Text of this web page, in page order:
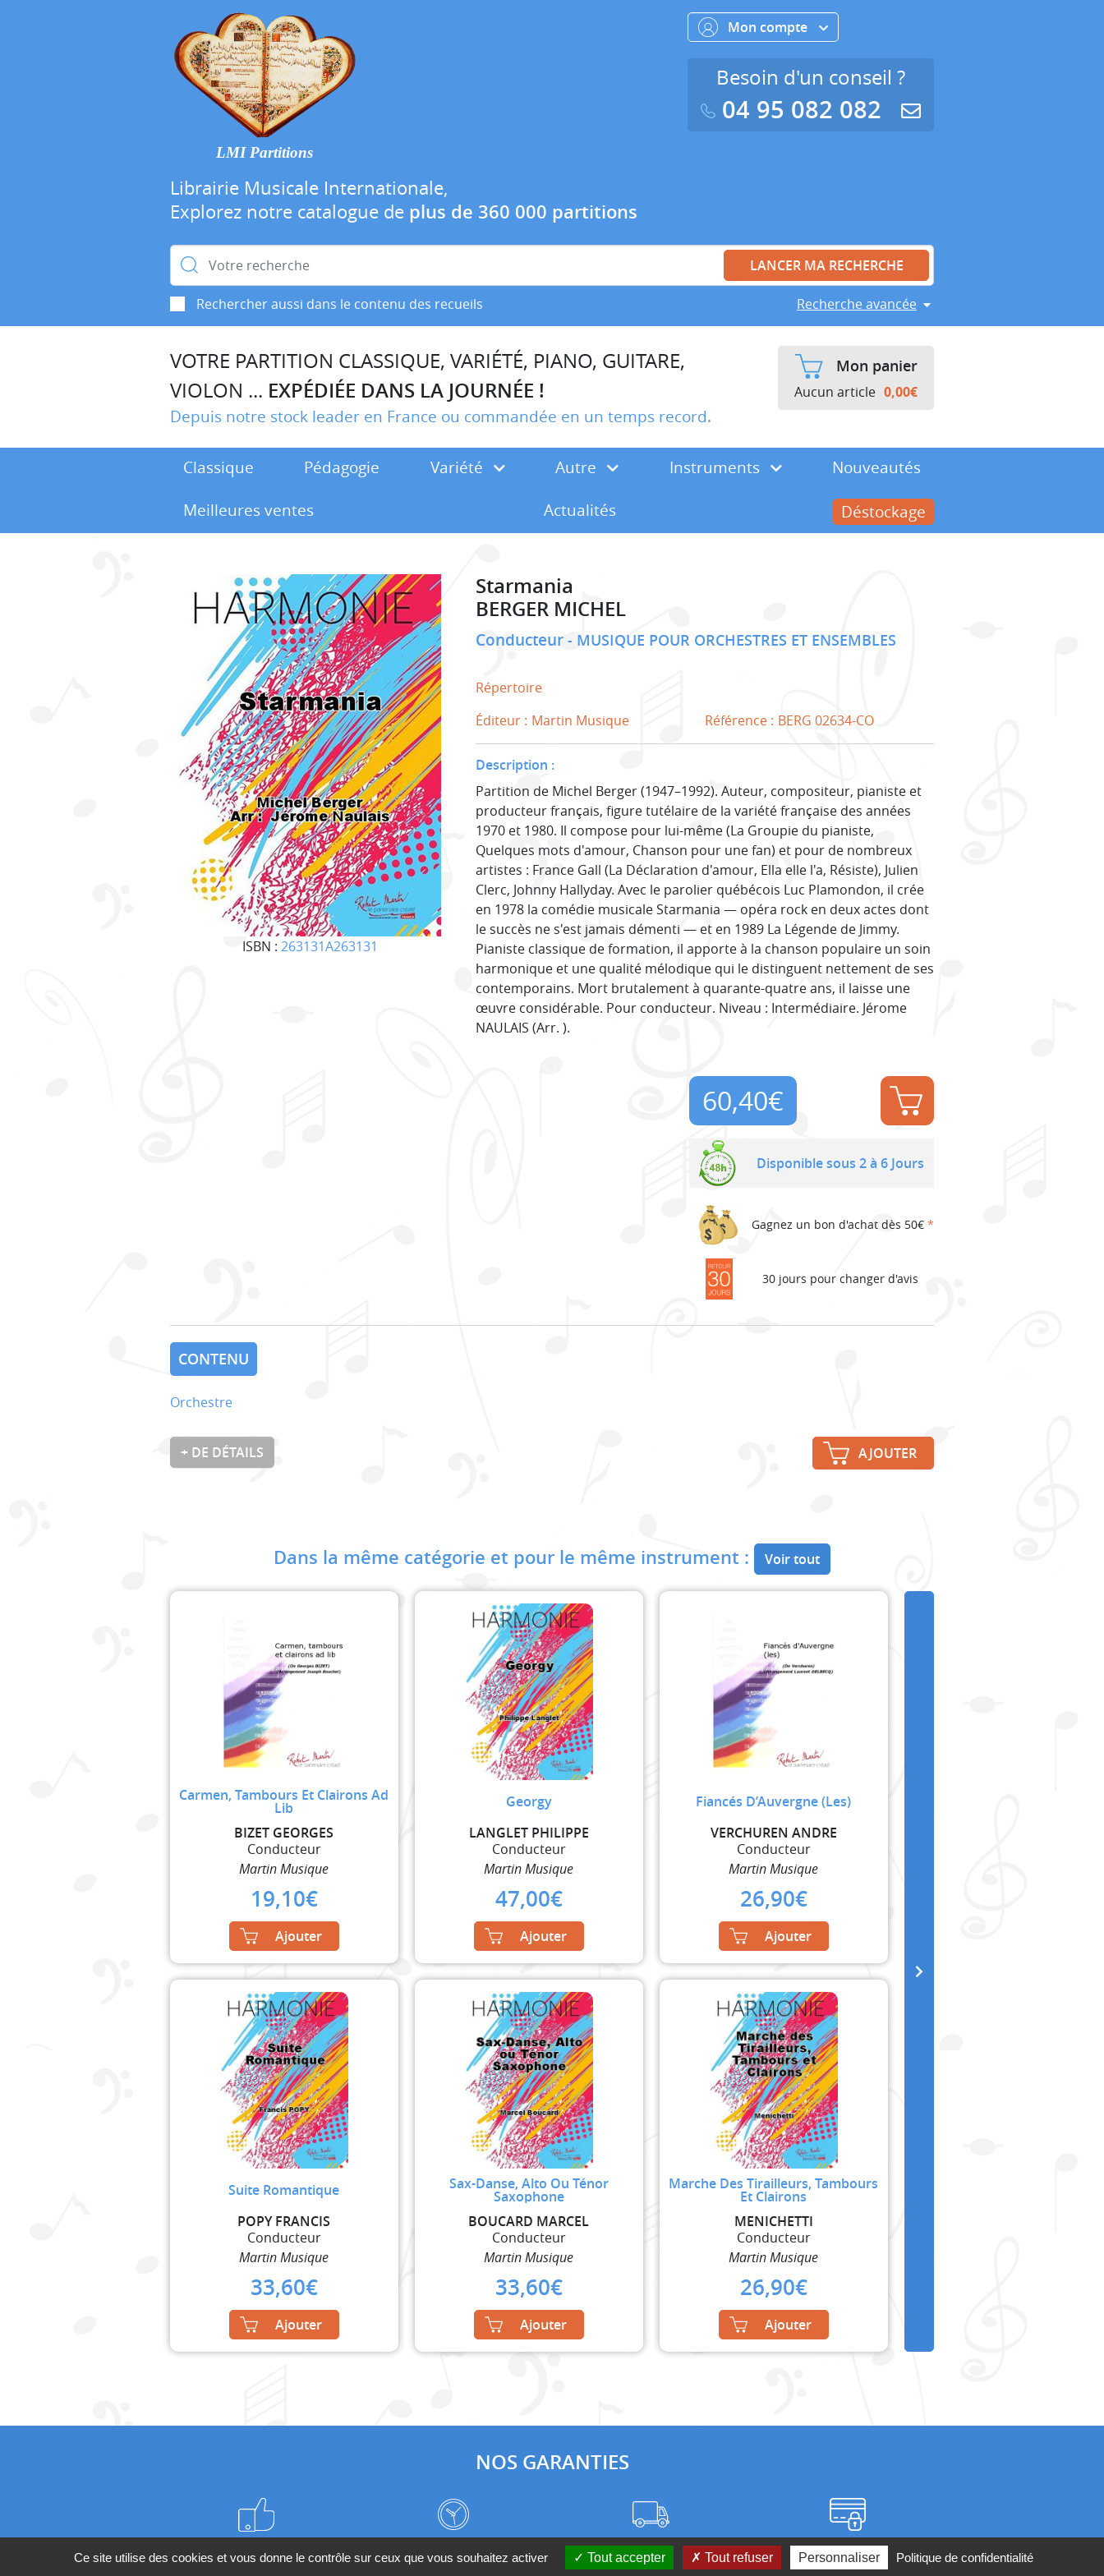
LMI Partitions
Librairie Musicale Internationale,
Explorez notre catalogue de plus de 360 000 partitions
Rechercher :
Rechercher aussi dans le contenu des recueils Recherche avancée
Mon compte
Besoin d'un conseil ?
04 95 082 082
VOTRE PARTITION CLASSIQUE, VARIÉTÉ, PIANO, GUITARE,
VIOLON ... EXPÉDIÉE DANS LA JOURNÉE !
Depuis notre stock leader en France ou commandée en un temps record.
Mon panier
Aucun article 0,00€
Classique Pédagogie Variété Autre Instruments
Nouveautés
Meilleures ventes
Actualités Déstockage
ISBN : 263131A263131
Starmania
BERGER MICHEL
Conducteur MUSIQUE POUR ORCHESTRES ET ENSEMBLES
Répertoire
Éditeur : Martin Musique Référence : BERG 02634-CO
Description :
Partition de Michel Berger (1947–1992). Auteur, compositeur, pianiste et
producteur français, figure tutélaire de la variété française des années
1970 et 1980. Il compose pour lui-même (La Groupie du pianiste,
Quelques mots d'amour, Chanson pour une fan) et pour de nombreux
artistes : France Gall (La Déclaration d'amour, Ella elle l'a, Résiste), Julien
Clerc, Johnny Hallyday. Avec le parolier québécois Luc Plamondon, il crée
en 1978 la comédie musicale Starmania — opéra rock en deux actes dont
le succès ne s'est jamais démenti — et en 1989 La Légende de Jimmy.
Pianiste classique de formation, il apporte à la chanson populaire un soin
harmonique et une qualité mélodique qui le distinguent nettement de ses
contemporains. Mort brutalement à quarante-quatre ans, il laisse une
œuvre considérable. Pour conducteur. Niveau : Intermédiaire. Jérome
NAULAIS (Arr. ).
60,40€
Disponible sous 2 à 6 Jours
Gagnez un bon d'achat dès 50€ *
30 jours pour changer d'avis
CONTENU
Orchestre
+ DE DÉTAILS AJOUTER
Dans la même catégorie et pour le même instrument : Voir tout
Carmen, Tambours Et Clairons Ad
Lib
BIZET GEORGES
Conducteur
Martin Musique
19,10€
Ajouter
Georgy
LANGLET PHILIPPE
Conducteur
Martin Musique
47,00€
Ajouter
Fiancés D’Auvergne (Les)
VERCHUREN ANDRE
Conducteur
Martin Musique
26,90€
Ajouter
Suite Romantique
POPY FRANCIS
Conducteur
Martin Musique
33,60€
Ajouter
Sax-Danse, Alto Ou Ténor
Saxophone
BOUCARD MARCEL
Conducteur
Martin Musique
33,60€
Ajouter
Marche Des Tirailleurs, Tambours
Et Clairons
MENICHETTI
Conducteur
Martin Musique
26,90€
Ajouter
NOS GARANTIES
Meilleurs prix du web Frais de port à prix coûtant Paiement sécurisé
Ce site utilise des cookies et vous donne le contrôle sur ceux que vous souhaitez activer Tout accepter Tout refuser Personnaliser Politique de confidentialité